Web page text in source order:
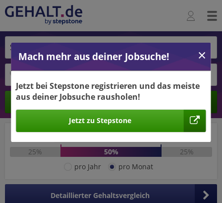
Ergebnisse verbessern -
jetzt Ort hinzufügen!
Berechnen
2.441 € 3.220 €
25% 50%
25%
pro Jahr
pro Monat
Detaillierter Gehaltsvergleich
Mach mehr aus deiner Jobsuche!
Jetzt bei Stepstone registrieren und das meiste
aus deiner Jobsuche rausholen!
Jetzt zu Stepstone